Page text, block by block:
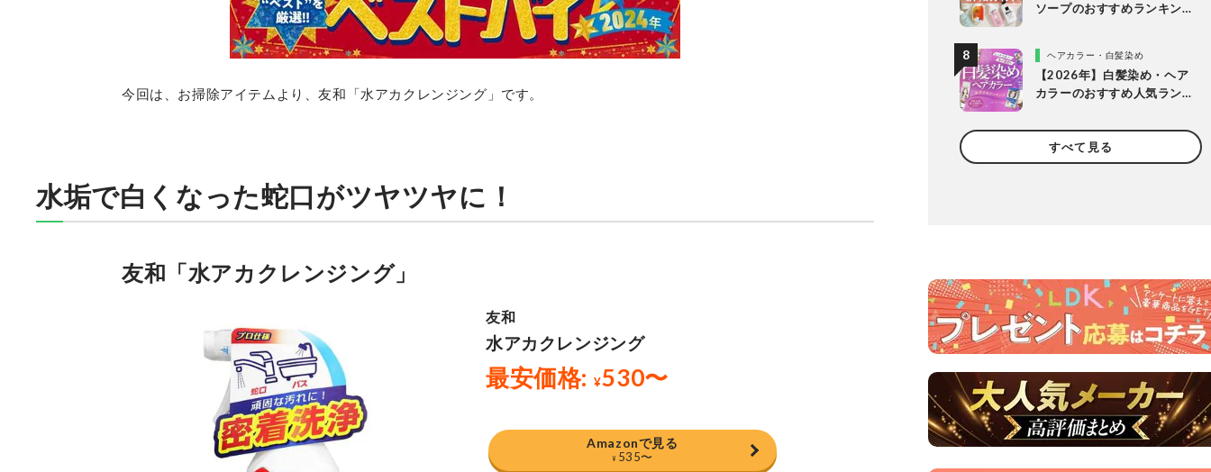
今回は、お掃除アイテムより、友和「水アカクレンジング」です。
水垢で白くなった蛇口がツヤツヤに！
友和「水アカクレンジング」
Amazonで見る
¥ 535〜
ソープのおすすめランキン
ヘアカラー・白髪染め
【2026年】白髪染め・ヘア
カラーのおすすめ人気ラン
市販製品を明るめ・暗め別
に比較
すべて見る